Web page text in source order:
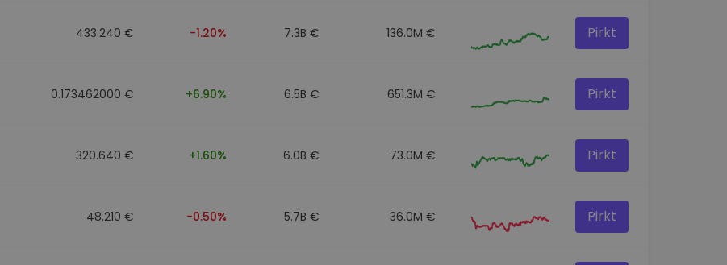
433.240 € -1.20% 7.3B € 136.0M € Pirkt
0.173462000 € +6.90% 6.5B € 651.3M € Pirkt
320.640 € +1.60% 6.0B € 73.0M € Pirkt
48.210 € -0.50% 5.7B € 36.0M € Pirkt